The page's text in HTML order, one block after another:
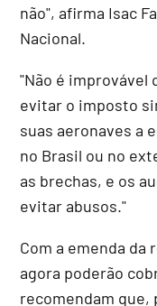
não", afirma Isac
Nacional.
"Não é
evitar o imposto
suas aeronaves a
no Brasil ou no
as brechas, e os
evitar abusos."
Com a emenda
agora poderão
recomendam